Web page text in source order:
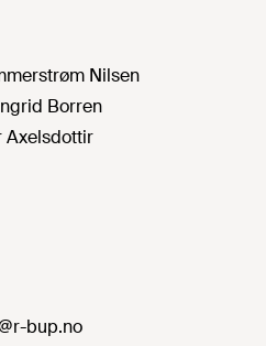
Nilsen
Borren
Axelsdottir
bup.no